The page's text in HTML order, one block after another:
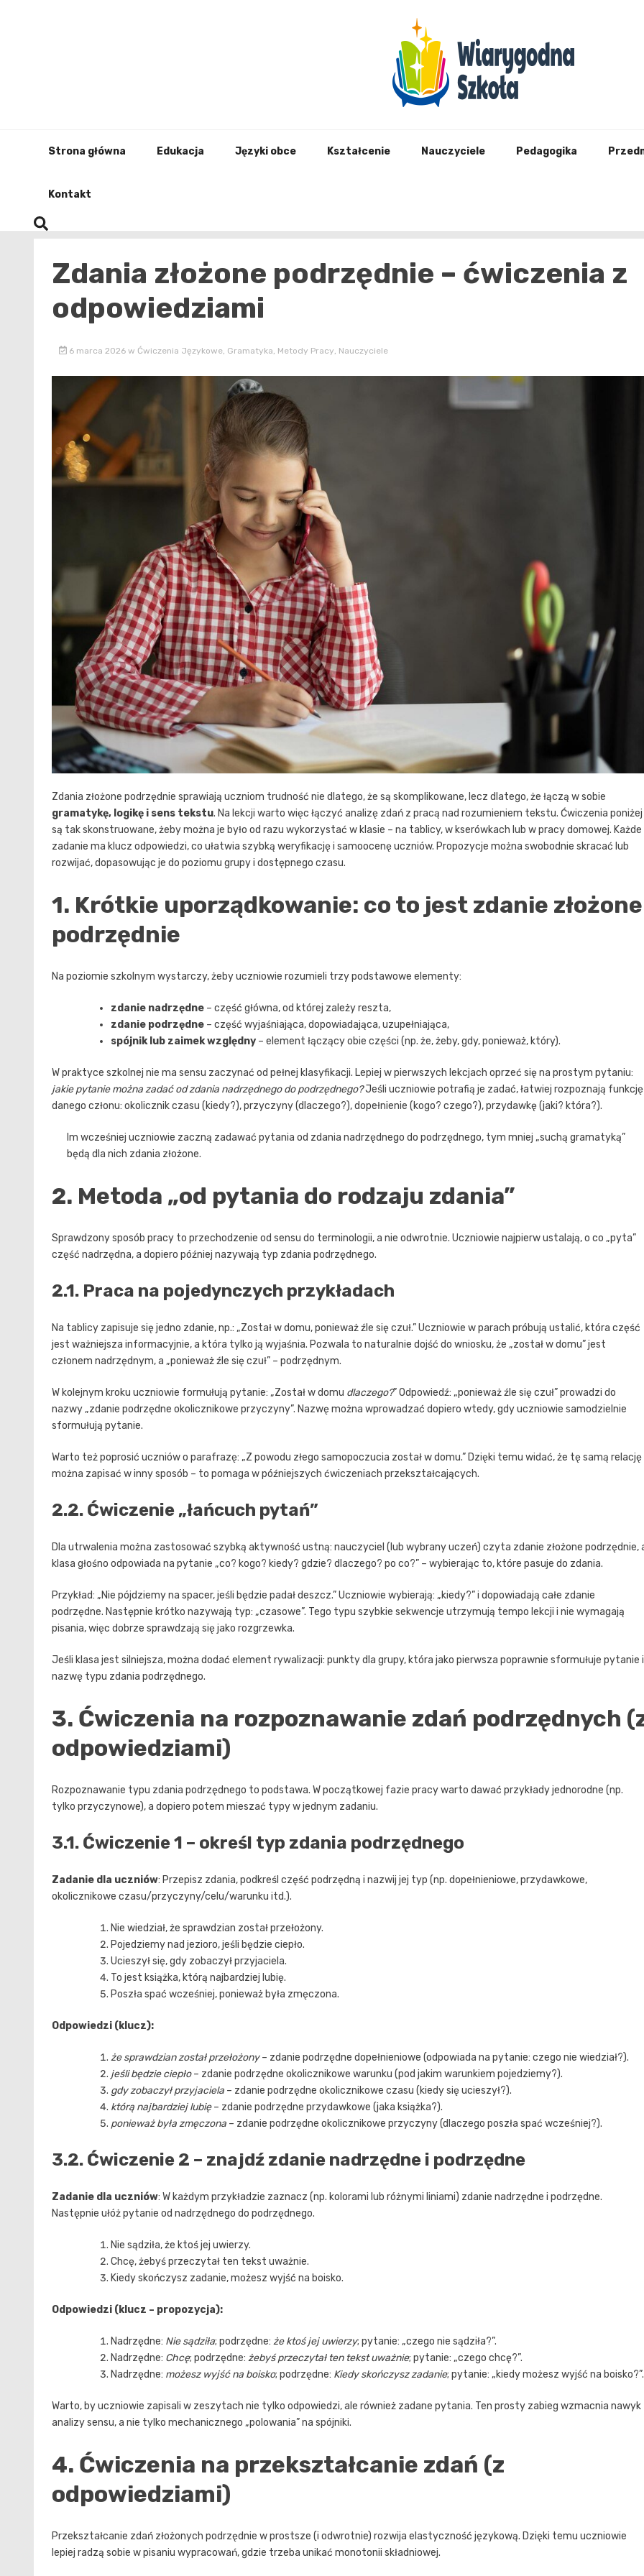
Strona główna Edukacja Języki obce Kształcenie Nauczyciele Pedagogika
Kontakt
Zdania złożone podrzędnie – ćwiczenia z
odpowiedziami
6 marca 2026 w Ćwiczenia Językowe, Gramatyka Metody Pracy Nauczyciele
Zdania złożone podrzędnie sprawiają uczniom trudność nie dlatego, że są skomplikowane, lecz dlatego, że łączą w sobie
gramatykę, logikę i sens tekstu. Na lekcji warto więc łączyć analizę zdań z pracą nad rozumieniem tekstu. Ćwiczenia poniżej
są tak skonstruowane, żeby można je było od razu wykorzystać w klasie – na tablicy, w kserówkach lub w pracy domowej. Każde
zadanie ma klucz odpowiedzi, co ułatwia szybką weryfikację i samoocenę uczniów. Propozycje można swobodnie skracać lub
rozwijać, dopasowując je do poziomu grupy i dostępnego czasu.
1. Krótkie uporządkowanie: co to jest zdanie złożone
podrzędnie
Na poziomie szkolnym wystarczy, żeby uczniowie rozumieli trzy podstawowe elementy:
zdanie nadrzędne – część główna, od której zależy reszta,
zdanie podrzędne – część wyjaśniająca, dopowiadająca, uzupełniająca,
spójnik lub zaimek względny – element łączący obie części (np. że, żeby, gdy, ponieważ, który).
W praktyce szkolnej nie ma sensu zaczynać od pełnej klasyfikacji. Lepiej w pierwszych lekcjach oprzeć się na prostym pytaniu:
jakie pytanie można zadać od zdania nadrzędnego do podrzędnego?Jeśli uczniowie potrafią je zadać, łatwiej rozpoznają funkcję
danego członu: okolicznik czasu (kiedy?), przyczyny (dlaczego?), dopełnienie (kogo? czego?), przydawkę (jaki? która?).
Im wcześniej uczniowie zaczną zadawać pytania od zdania nadrzędnego do podrzędnego, tym mniej „suchą gramatyką”
będą dla nich zdania złożone.
2. Metoda „od pytania do rodzaju zdania”
Sprawdzony sposób pracy to przechodzenie od sensu do terminologii, a nie odwrotnie. Uczniowie najpierw ustalają, o co „pyta”
część nadrzędna, a dopiero później nazywają typ zdania podrzędnego.
2.1. Praca na pojedynczych przykładach
Na tablicy zapisuje się jedno zdanie, np.: „Został w domu, ponieważ źle się czuł.” Uczniowie w parach próbują ustalić, która część
jest ważniejsza informacyjnie, a która tylko ją wyjaśnia. Pozwala to naturalnie dojść do wniosku, że „został w domu” jest
członem nadrzędnym, a „ponieważ źle się czuł” – podrzędnym.
W kolejnym kroku uczniowie formułują pytanie: „Został w domu dlaczego?” Odpowiedź: „ponieważ źle się czuł” prowadzi do
nazwy „zdanie podrzędne okolicznikowe przyczyny”. Nazwę można wprowadzać dopiero wtedy, gdy uczniowie samodzielnie
sformułują pytanie.
Warto też poprosić uczniów o parafrazę: „Z powodu złego samopoczucia został w domu.” Dzięki temu widać, że tę samą relację
można zapisać w inny sposób – to pomaga w późniejszych ćwiczeniach przekształcających.
2.2. Ćwiczenie „łańcuch pytań”
Dla utrwalenia można zastosować szybką aktywność ustną: nauczyciel (lub wybrany uczeń) czyta zdanie złożone podrzędnie,
klasa głośno odpowiada na pytanie „co? kogo? kiedy? gdzie? dlaczego? po co?” – wybierając to, które pasuje do zdania.
Przykład: „Nie pójdziemy na spacer, jeśli będzie padał deszcz.” Uczniowie wybierają: „kiedy?” i dopowiadają całe zdanie
podrzędne. Następnie krótko nazywają typ: „czasowe”. Tego typu szybkie sekwencje utrzymują tempo lekcji i nie wymagają
pisania, więc dobrze sprawdzają się jako rozgrzewka.
Jeśli klasa jest silniejsza, można dodać element rywalizacji: punkty dla grupy, która jako pierwsza poprawnie sformułuje pytanie i
nazwę typu zdania podrzędnego.
3. Ćwiczenia na rozpoznawanie zdań podrzędnych
odpowiedziami)
Rozpoznawanie typu zdania podrzędnego to podstawa. W początkowej fazie pracy warto dawać przykłady jednorodne (np.
tylko przyczynowe), a dopiero potem mieszać typy w jednym zadaniu.
3.1. Ćwiczenie 1 – określ typ zdania podrzędnego
Zadanie dla uczniów: Przepisz zdania, podkreśl część podrzędną i nazwij jej typ (np. dopełnieniowe, przydawkowe,
okolicznikowe czasu/przyczyny/celu/warunku itd.).
Nie wiedział, że sprawdzian został przełożony.
Pojedziemy nad jezioro, jeśli będzie ciepło.
Ucieszył się, gdy zobaczył przyjaciela.
To jest książka, którą najbardziej lubię.
Poszła spać wcześniej, ponieważ była zmęczona.
Odpowiedzi (klucz):
że sprawdzian został przełożony– zdanie podrzędne dopełnieniowe (odpowiada na pytanie: czego nie wiedział?).
jeśli będzie ciepło– zdanie podrzędne okolicznikowe warunku (pod jakim warunkiem pojedziemy?).
gdy zobaczył przyjaciela – zdanie podrzędne okolicznikowe czasu (kiedy się ucieszył?).
którą najbardziej lubię– zdanie podrzędne przydawkowe (jaka książka?).
ponieważ była zmęczona – zdanie podrzędne okolicznikowe przyczyny (dlaczego poszła spać wcześniej?).
3.2. Ćwiczenie 2 – znajdź zdanie nadrzędne i podrzędne
Zadanie dla uczniów: W każdym przykładzie zaznacz (np. kolorami lub różnymi liniami) zdanie nadrzędne i podrzędne.
Następnie ułóż pytanie od nadrzędnego do podrzędnego.
Nie sądziła, że ktoś jej uwierzy.
Chcę, żebyś przeczytał ten tekst uważnie.
Kiedy skończysz zadanie, możesz wyjść na boisko.
Odpowiedzi (klucz – propozycja):
Nadrzędne: Nie sądziła; podrzędne: że ktoś jej uwierzy; pytanie: „czego nie sądziła?”.
Nadrzędne: Chcę; podrzędne: żebyś przeczytał ten tekst uważnie; pytanie: „czego chcę?”.
Nadrzędne: możesz wyjść na boisko; podrzędne: Kiedy skończysz zadanie; pytanie: „kiedy możesz wyjść na boisko?”.
Warto, by uczniowie zapisali w zeszytach nie tylko odpowiedzi, ale również zadane pytania. Ten prosty zabieg wzmacnia nawyk
analizy sensu, a nie tylko mechanicznego „polowania” na spójniki.
4. Ćwiczenia na przekształcanie zdań (z
odpowiedziami)
Przekształcanie zdań złożonych podrzędnie w prostsze (i odwrotnie) rozwija elastyczność językową. Dzięki temu uczniowie
lepiej radzą sobie w pisaniu wypracowań, gdzie trzeba unikać monotonii składniowej.